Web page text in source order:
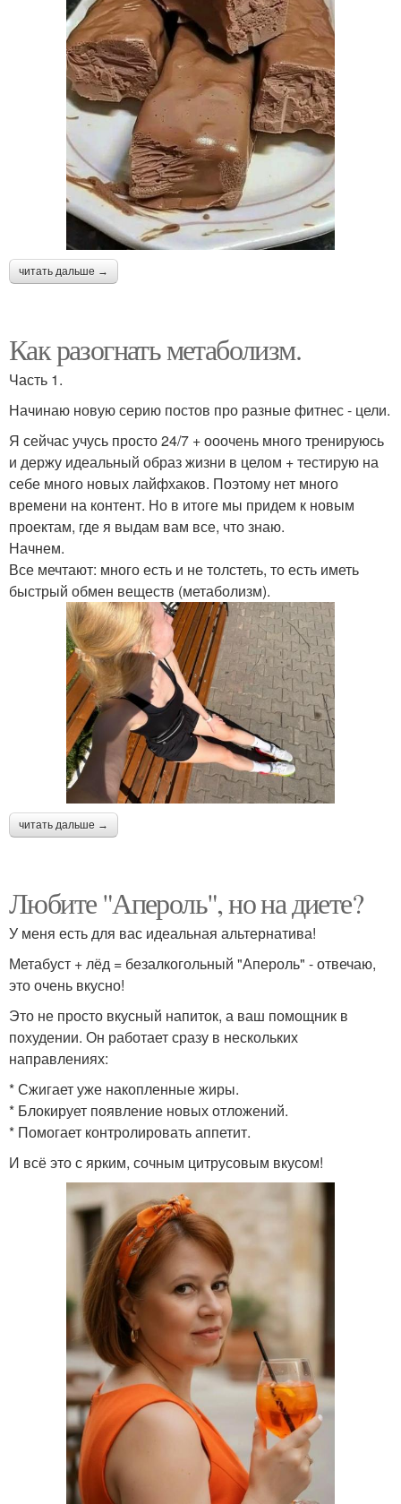
читать дальше →
Как разогнать метаболизм.
Часть 1.
Начинаю новую серию постов про разные фитнес - цели.
Я сейчас учусь просто 24/7 + ооочень много тренируюсь
и держу идеальный образ жизни в целом + тестирую на
себе много новых лайфхаков. Поэтому нет много
времени на контент. Но в итоге мы придем к новым
проектам, где я выдам вам все, что знаю.
Начнем.
Все мечтают: много есть и не толстеть, то есть иметь
быстрый обмен веществ (метаболизм).
читать дальше →
Любите "Апероль", но на диете?
У меня есть для вас идеальная альтернатива!
Метабуст + лёд = безалкогольный "Апероль" - отвечаю,
это очень вкусно!
Это не просто вкусный напиток, а ваш помощник в
похудении. Он работает сразу в нескольких
направлениях:
* Сжигает уже накопленные жиры.
* Блокирует появление новых отложений.
* Помогает контролировать аппетит.
И всё это с ярким, сочным цитрусовым вкусом!